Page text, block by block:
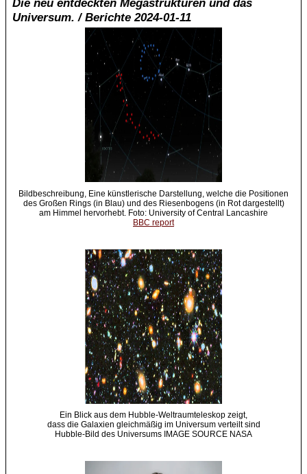
Die neu entdeckten Megastrukturen und das
Universum. / Berichte 2024-01-11
Bildbeschreibung, Eine künstlerische Darstellung, welche die Positionen
des Großen Rings (in Blau) und des Riesenbogens (in Rot dargestellt)
am Himmel hervorhebt. Foto: University of Central Lancashire
BBC report
Ein Blick aus dem Hubble-Weltraumteleskop zeigt,
dass die Galaxien gleichmäßig im Universum verteilt sind
Hubble-Bild des Universums IMAGE SOURCE NASA